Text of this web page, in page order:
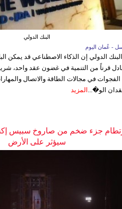
البنك الدولي
- عُمان اليوم
الدولي إن الذكاء الاصطناعي قد يمكن
قرناً من التنمية في غضون عقد واحد،
في مجالات الطاقة والاتصال
الو�... المزيد
جزء ضخم من صاروخ سبيس
سيؤثر على الأرض